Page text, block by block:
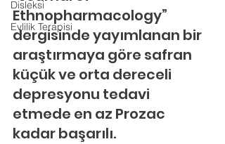
Disleksi
Evlilik Terapisi
Ethnopharmacology”
dergisinde yayımlanan bir
araştırmaya göre safran
küçük ve orta dereceli
depresyonu tedavi
etmede en az Prozac
kadar başarılı.